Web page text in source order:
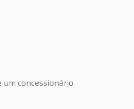
um concessionário